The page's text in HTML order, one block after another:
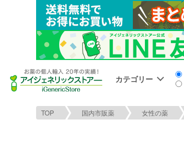
カテゴリー
TOP 国内市販薬 女性の薬